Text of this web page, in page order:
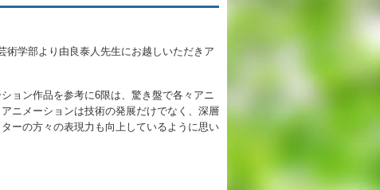
術学部より由良泰人先生にお越しいただきア
ョン作品を参考に6限は、驚き盤で各々アニ
ニメーションは技術の発展だけでなく、深層
ーの方々の表現力も向上しているように思い
ゆりっこおすすめの
学校スポット